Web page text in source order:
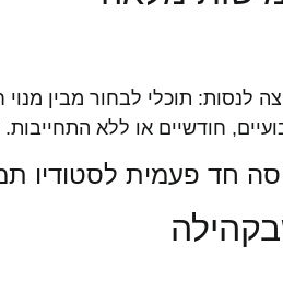
חודשיים או ללא
תמורת 55 ₪ כדי ללמוד את